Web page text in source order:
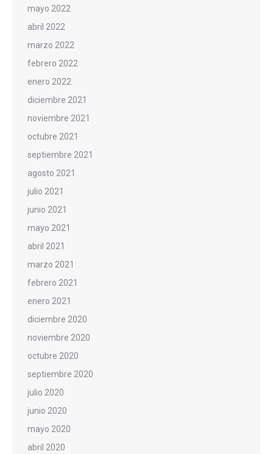
mayo 2022
abril 2022
marzo 2022
febrero 2022
enero 2022
diciembre 2021
noviembre 2021
octubre 2021
septiembre 2021
agosto 2021
julio 2021
junio 2021
mayo 2021
abril 2021
marzo 2021
febrero 2021
enero 2021
diciembre 2020
noviembre 2020
octubre 2020
septiembre 2020
julio 2020
junio 2020
mayo 2020
abril 2020